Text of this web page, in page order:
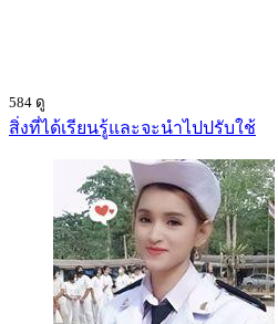
584 ดู
สิ่งที่ได้เรียนรู้และจะนำไปปรับใช้